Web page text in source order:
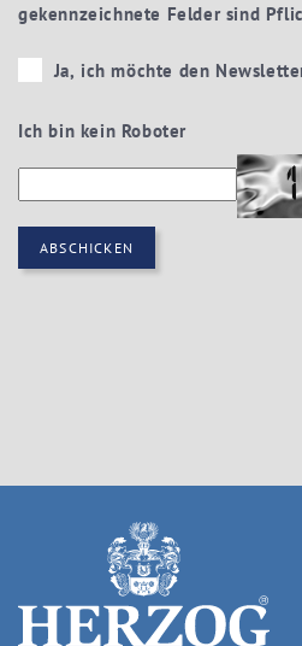
gekennzeichnete Felder sind
Ja, ich möchte den
Ich bin kein Roboter